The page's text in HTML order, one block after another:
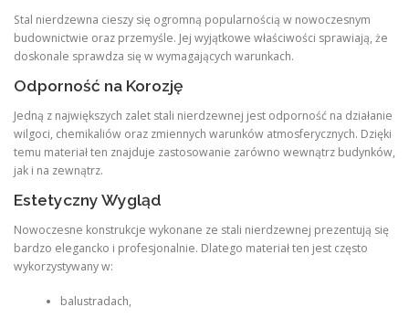
Stal nierdzewna cieszy się ogromną popularnością w nowoczesnym
budownictwie oraz przemyśle. Jej wyjątkowe właściwości sprawiają, że
doskonale sprawdza się w wymagających warunkach.
Odporność na Korozję
Jedną z największych zalet stali nierdzewnej jest odporność na działanie
wilgoci, chemikaliów oraz zmiennych warunków atmosferycznych. Dzięki
temu materiał ten znajduje zastosowanie zarówno wewnątrz budynków,
jak i na zewnątrz.
Estetyczny Wygląd
Nowoczesne konstrukcje wykonane ze stali nierdzewnej prezentują się
bardzo elegancko i profesjonalnie. Dlatego materiał ten jest często
wykorzystywany w:
balustradach,